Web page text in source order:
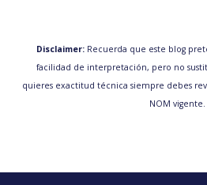
Disclaimer: Recuerda que este blog
facilidad de interpretación, pero no
quieres exactitud técnica siempre debes
NOM vigente.